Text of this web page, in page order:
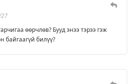
өөрчлөв? Бууд энээ тэрээ гэж
байгаагүй билүү?